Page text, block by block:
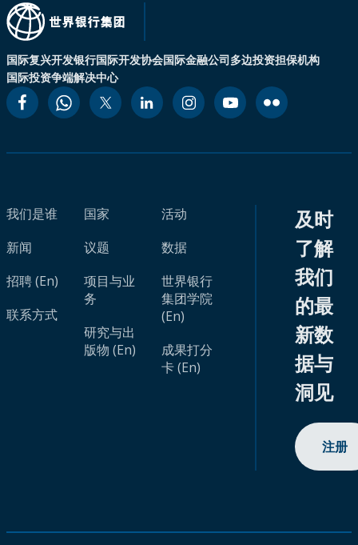
国际复兴开发银行国际开发协会国际金融公司多边投资担保机构
国际投资争端解决中心
我们是谁
新闻
招聘 (En)
联系方式
国家
议题
项目与业
务
研究与出
版物 (En)
活动
数据
世界银行
集团学院
(En)
成果打分
卡 (En)
及时
了解
我们
的最
新数
据与
洞见
注册